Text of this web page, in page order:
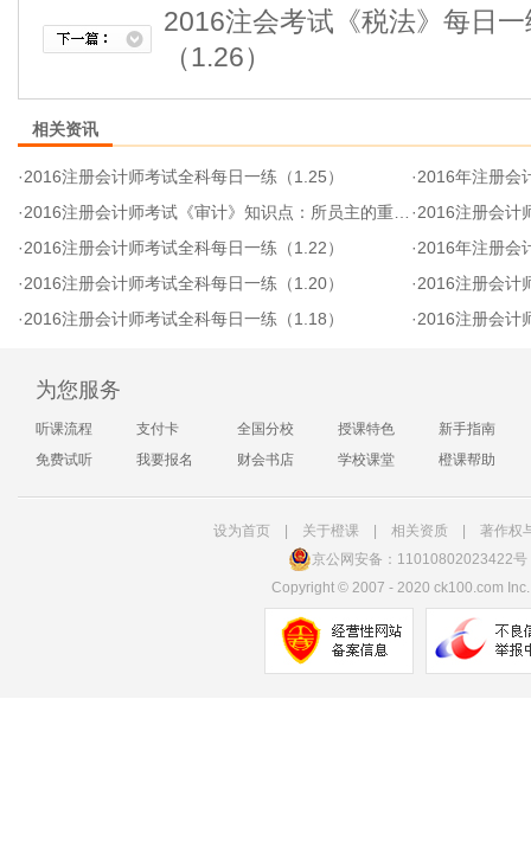
2016注会考试《税法》每日
（1.26）
相关资讯
·2016注册会计师考试全科每日一练（1.25） ·2016年注册会
·2016注册会计师考试《审计》知识点：所员主的重要经济利益 ·2016注册会计师
·2016注册会计师考试全科每日一练（1.22） ·2016年注册会
·2016注册会计师考试全科每日一练（1.20） ·2016注册会计
·2016注册会计师考试全科每日一练（1.18） ·2016注册会计
为您服务
听课流程 支付卡 全国分校 授课特色
新手指南
免费试听
我要报名 财会书店 学校课堂 橙课帮助
设为首页| 关于橙课| 相关资质
著作权
京公网安备：11010802023422号
Copyright ©2007 - 2020 ck100.com